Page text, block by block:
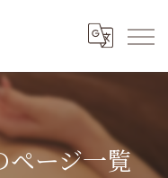
ページ一覧